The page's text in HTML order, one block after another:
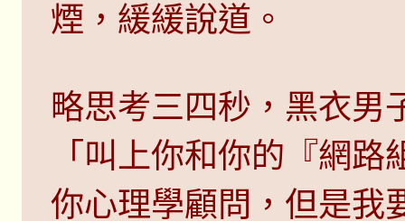
煙，緩緩說道。
略思考三四秒，黑衣男
「叫上你和你的『網
你心理學顧問，但是我